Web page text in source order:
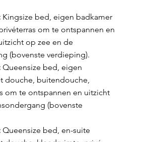
Kingsize bed, eigen badkamer
om te ontspannen en
op zee en de
(bovenste verdieping).
Queensize bed, eigen
douche, buitendouche,
om te ontspannen en uitzicht
(bovenste
Queensize bed, en-suite